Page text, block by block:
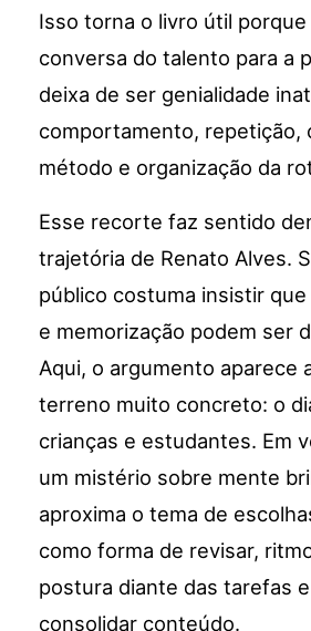
Isso torna o livro útil porque
conversa do talento para a
deixa de ser genialidade
comportamento, repetição,
método e organização da
Esse recorte faz sentido
trajetória de Renato Alves.
público costuma insistir
e memorização podem ser
Aqui, o argumento aparece
terreno muito concreto: o
crianças e estudantes. Em
um mistério sobre mente
aproxima o tema de
como forma de revisar,
postura diante das tarefas
consolidar conteúdo.